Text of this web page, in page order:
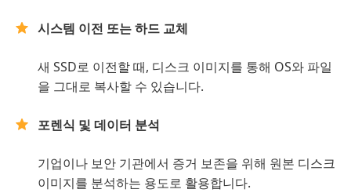
시스템 이전 또는 하드 교체
새 SSD로 이전할 때, 디스크 이미지를 통해 OS와 파일
을 그대로 복사할 수 있습니다.
포렌식 및 데이터 분석
기업이나 보안 기관에서 증거 보존을 위해 원본 디스크
이미지를 분석하는 용도로 활용합니다.